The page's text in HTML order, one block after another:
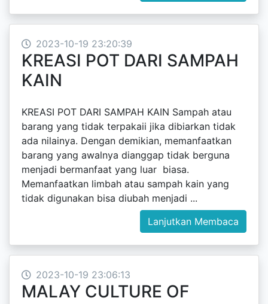
2023-10-19 23:20:39
KREASI POT DARI SAMPAH
KAIN
KREASI POT DARI SAMPAH KAIN Sampah atau
barang yang tidak terpakaii jika dibiarkan tidak
ada nilainya. Dengan demikian, memanfaatkan
barang yang awalnya dianggap tidak berguna
menjadi bermanfaat yang luar biasa.
Memanfaatkan limbah atau sampah kain yang
tidak digunakan bisa diubah menjadi ...
Lanjutkan Membaca
2023-10-19 23:06:13
MALAY CULTURE OF